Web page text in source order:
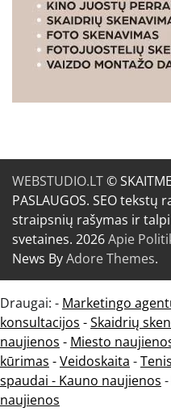
WEBSTUDIO.LT©
PASLAUGOS. SEO
straipsnių rašymas ir
svetaines. 2026Apie
News ByAdore Themes.
Draugai: - Marketingo
konsultacijos -Skaidrių
naujienos - Miesto
kūrimas -Veidoskaita -
spaudai - Kauno naujienos -
naujienos